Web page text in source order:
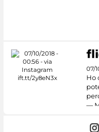
07/
Ho
—